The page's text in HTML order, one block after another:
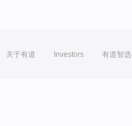
关于有道 Investors 有道智选